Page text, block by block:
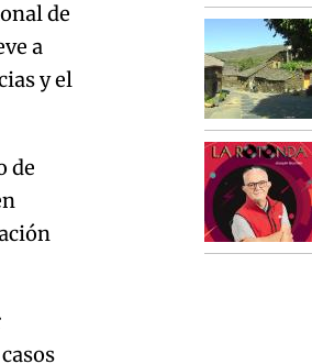
de
a
y el
de